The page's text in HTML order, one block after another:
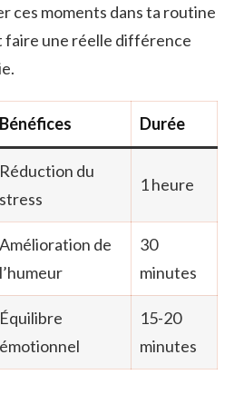
ces moments dans ta routine
faire une réelle différence
Bénéfices Durée
Réduction du
stress
1 heure
Amélioration de
l’humeur
30
minutes
Équilibre
émotionnel
15-20
minutes